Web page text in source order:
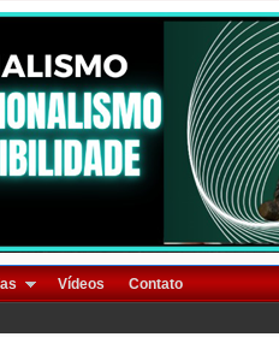
Vídeos Contato